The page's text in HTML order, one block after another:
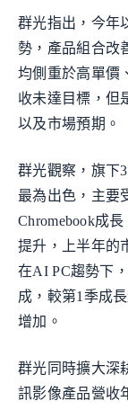
群光指出，今年
勢，產品組合改
均側重於高單價
收未達目標，但
以及市場預期。
群光觀察，旗下
最為出色，主要
Chromebook成
提升，上半年的
在AI PC趨勢下
成，較第1季成
增加。
群光同時擴大深
訊影像產品營收